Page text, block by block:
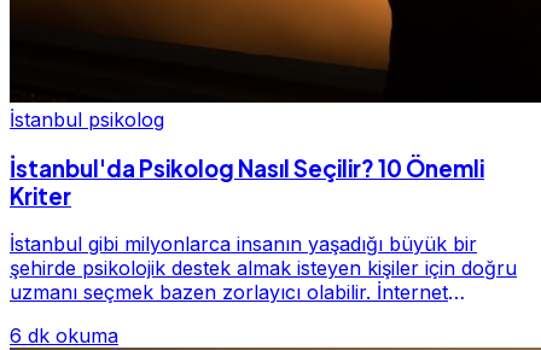
İstanbul psikolog
İstanbul'da Psikolog Nasıl Seçilir? 10 Önemli
Kriter
İstanbul gibi milyonlarca insanın yaşadığı büyük bir
şehirde psikolojik destek almak isteyen kişiler için doğru
uzmanı seçmek bazen zorlayıcı olabilir. İnternet
6 dk okuma